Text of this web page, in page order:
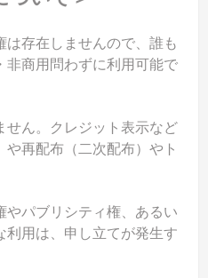
は存在しませんので、誰も
非商用問わずに利用可能で
せん。クレジット表示など
再配布（二次配布）やト
やパブリシティ権、あるい
用は、申し立てが発生す